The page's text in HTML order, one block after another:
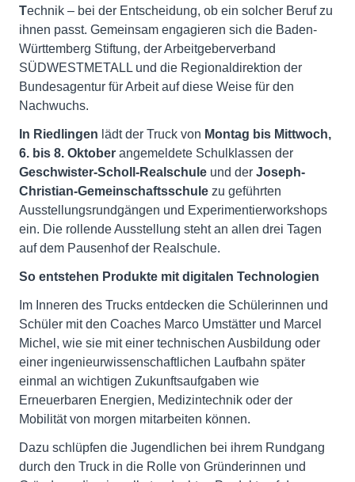
Technik – bei der Entscheidung, ob ein solcher Beruf zu
ihnen passt. Gemeinsam engagieren sich die Baden-
Württemberg Stiftung, der Arbeitgeberverband
SÜDWESTMETALL und die Regionaldirektion der
Bundesagentur für Arbeit auf diese Weise für den
Nachwuchs.
In Riedlingen lädt der Truck von Montag bis Mittwoch,
6. bis 8. Oktober angemeldete Schulklassen der
Geschwister-Scholl-Realschule und der Joseph-
Christian-Gemeinschaftsschule zu geführten
Ausstellungsrundgängen und Experimentierworkshops
ein. Die rollende Ausstellung steht an allen drei Tagen
auf dem Pausenhof der Realschule.
So entstehen Produkte mit digitalen Technologien
Im Inneren des Trucks entdecken die Schülerinnen und
Schüler mit den Coaches Marco Umstätter und Marcel
Michel, wie sie mit einer technischen Ausbildung oder
einer ingenieurwissenschaftlichen Laufbahn später
einmal an wichtigen Zukunftsaufgaben wie
Erneuerbaren Energien, Medizintechnik oder der
Mobilität von morgen mitarbeiten können.
Dazu schlüpfen die Jugendlichen bei ihrem Rundgang
durch den Truck in die Rolle von Gründerinnen und